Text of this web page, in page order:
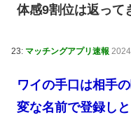
体感9割位は返って
23: マッチングアプリ速報
ワイの手口は相手
変な名前で登録し